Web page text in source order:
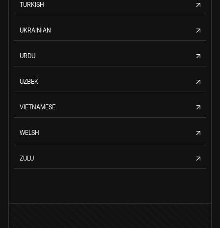
TURKISH
UKRAINIAN
URDU
UZBEK
VIETNAMESE
WELSH
ZULU